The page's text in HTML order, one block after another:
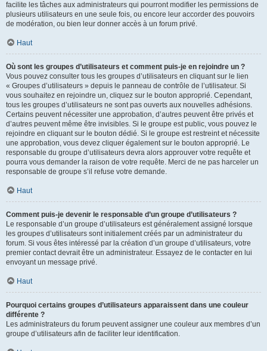
facilite les tâches aux administrateurs qui pourront modifier les permissions de
plusieurs utilisateurs en une seule fois, ou encore leur accorder des pouvoirs
de modération, ou bien leur donner accès à un forum privé.
Haut
Où sont les groupes d’utilisateurs et comment puis-je en rejoindre un ?
Vous pouvez consulter tous les groupes d’utilisateurs en cliquant sur le lien
« Groupes d’utilisateurs » depuis le panneau de contrôle de l’utilisateur. Si
vous souhaitez en rejoindre un, cliquez sur le bouton approprié. Cependant,
tous les groupes d’utilisateurs ne sont pas ouverts aux nouvelles adhésions.
Certains peuvent nécessiter une approbation, d’autres peuvent être privés et
d’autres peuvent même être invisibles. Si le groupe est public, vous pouvez le
rejoindre en cliquant sur le bouton dédié. Si le groupe est restreint et nécessite
une approbation, vous devez cliquer également sur le bouton approprié. Le
responsable du groupe d’utilisateurs devra alors approuver votre requête et
pourra vous demander la raison de votre requête. Merci de ne pas harceler un
responsable de groupe s’il refuse votre demande.
Haut
Comment puis-je devenir le responsable d’un groupe d’utilisateurs ?
Le responsable d’un groupe d’utilisateurs est généralement assigné lorsque
les groupes d’utilisateurs sont initialement créés par un administrateur du
forum. Si vous êtes intéressé par la création d’un groupe d’utilisateurs, votre
premier contact devrait être un administrateur. Essayez de le contacter en lui
envoyant un message privé.
Haut
Pourquoi certains groupes d’utilisateurs apparaissent dans une couleur
différente ?
Les administrateurs du forum peuvent assigner une couleur aux membres d’un
groupe d’utilisateurs afin de faciliter leur identification.